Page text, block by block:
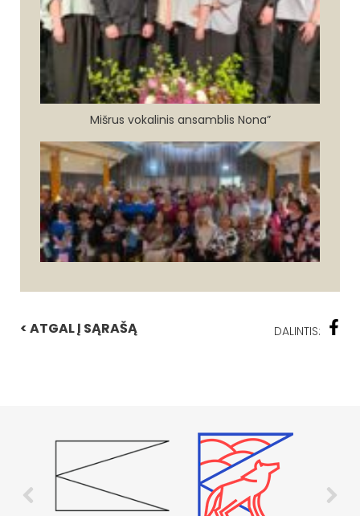
Mišrus vokalinis ansamblis Nona”
< ATGAL Į SĄRAŠĄ DALINTIS: